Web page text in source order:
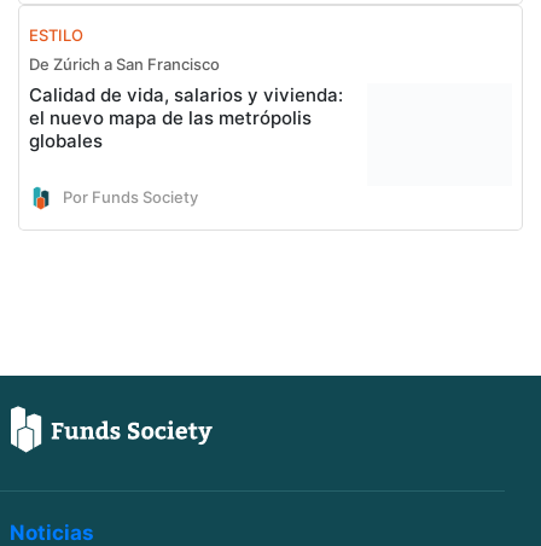
ESTILO
De Zúrich a San Francisco
Calidad de vida, salarios y vivienda:
el nuevo mapa de las metrópolis
globales
Por Funds Society
Noticias